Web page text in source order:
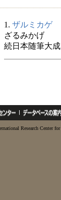
1. ザルミカゲ
ざるみかげ
続日本随筆大
Research Center